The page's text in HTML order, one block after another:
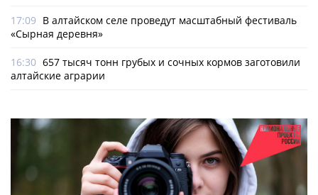
17:09 В алтайском селе проведут масштабный фестиваль
«Сырная деревня»
16:30 657 тысяч тонн грубых и сочных кормов заготовили
алтайские аграрии